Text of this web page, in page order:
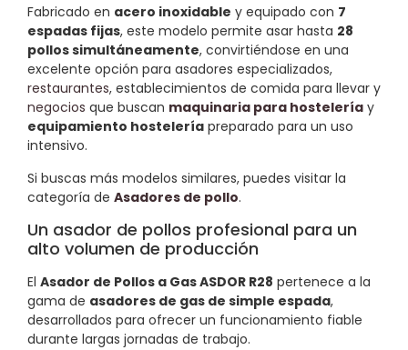
Fabricado en acero inoxidable y equipado con 7
espadas fijas, este modelo permite asar hasta 28
pollos simultáneamente, convirtiéndose en una
excelente opción para asadores especializados,
restaurantes, establecimientos de comida para llevar y
negocios que buscan maquinaria para hostelería y
equipamiento hostelería preparado para un uso
intensivo.
Si buscas más modelos similares, puedes visitar la
categoría de Asadores de pollo.
Un asador de pollos profesional para un
alto volumen de producción
El Asador de Pollos a Gas ASDOR R28 pertenece a la
gama de asadores de gas de simple espada,
desarrollados para ofrecer un funcionamiento fiable
durante largas jornadas de trabajo.